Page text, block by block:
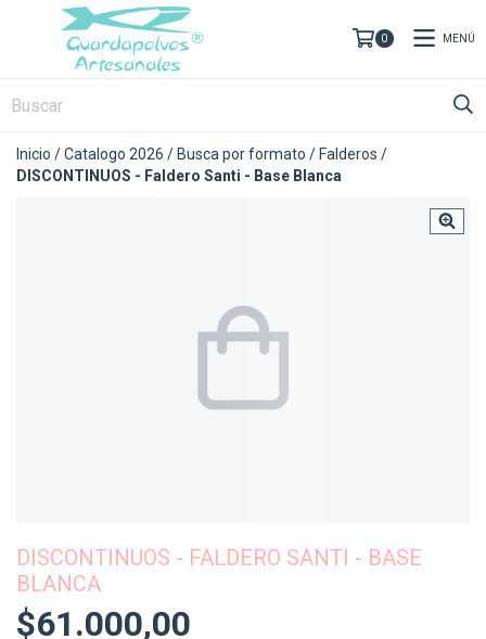
0 MENÚ
Inicio /Catalogo 2026 / Busca por formato / Falderos /
DISCONTINUOS - Faldero Santi - Base Blanca
DISCONTINUOS - FALDERO SANTI - BASE
BLANCA
$61.000,00